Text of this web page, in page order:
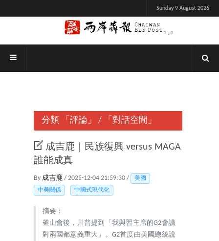
Sunday 9 August 2026
分類 「評論」 / 「對話空間」
成吉鹿｜民族復興 versus MAGA
誰能成真
By 成吉鹿 / 2025-12-04 21:59:30 /
美國
中美關係
中國式現代化
摘要：
釜山會後，川普提到「我與習主席的G2會議
對兩國都意義重大」。G2首度由美國總統說